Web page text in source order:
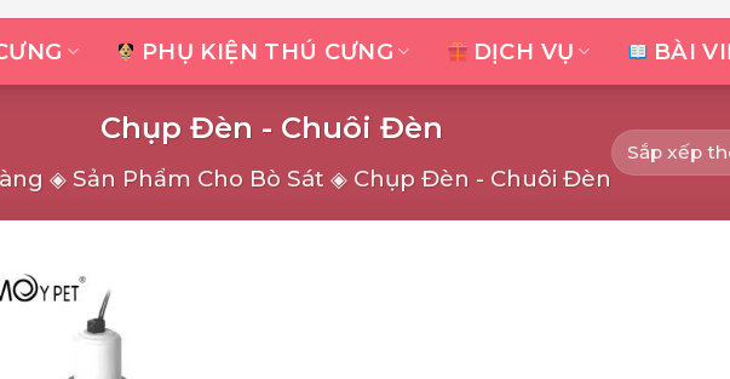
PHỤ KIỆN THÚ CƯNG DỊCH VỤ BÀI
Chụp Đèn - Chuôi Đèn
◈ Sản Phẩm Cho Bò Sát ◈ Chụp Đèn - Chuôi Đèn